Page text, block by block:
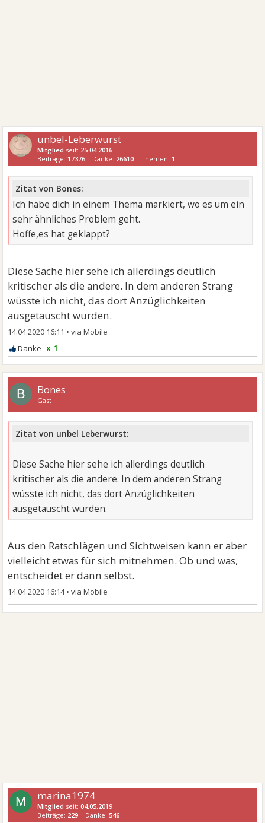
unbel-Leberwurst
Mitglied seit: 25.04.2016
Beiträge: 17376 Danke: 26610 Themen: 1
Zitat von Bones:
Ich habe dich in einem Thema markiert, wo es um ein
sehr ähnliches Problem geht.
Hoffe,es hat geklappt?
Diese Sache hier sehe ich allerdings deutlich
kritischer als die andere. In dem anderen Strang
wüsste ich nicht, das dort Anzüglichkeiten
ausgetauscht wurden.
14.04.2020 16:11 •
x 1
B Bones
Gast
Zitat von unbel Leberwurst:
Diese Sache hier sehe ich allerdings deutlich
kritischer als die andere. In dem anderen Strang
wüsste ich nicht, das dort Anzüglichkeiten
ausgetauscht wurden.
Aus den Ratschlägen und Sichtweisen kann er aber
vielleicht etwas für sich mitnehmen. Ob und was,
entscheidet er dann selbst.
14.04.2020 16:14•
M marina1974
Mitglied seit:04.05.2019
Beiträge: 229 Danke:546